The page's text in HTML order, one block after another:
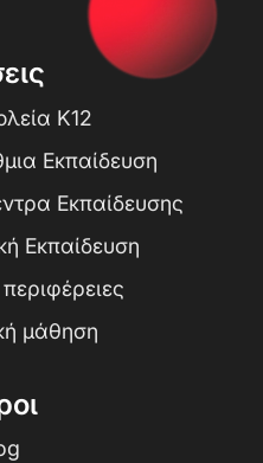
K12
Εκπαίδευση
Εκπαίδευσης
Εκπαίδευση
μάθηση